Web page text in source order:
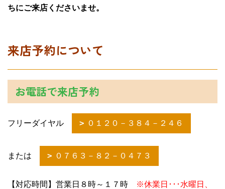
ちにご来店くださいませ。
来店予約について
お電話で来店予約
フリーダイヤル ０１２０－３８４－２４６
または ０７６３－８２－０４７３
【対応時間】営業日８時～１７時
※休業日･･･水曜日、